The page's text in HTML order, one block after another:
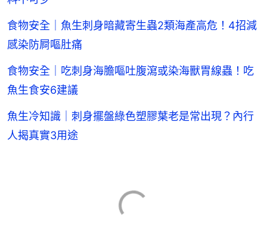
食物安全｜魚生刺身暗藏寄生蟲2類海產高危！4招減
感染防屙嘔肚痛
食物安全｜吃刺身海膽嘔吐腹瀉或染海獸胃線蟲！吃
魚生食安6建議
魚生冷知識｜刺身擺盤綠色塑膠葉老是常出現？內行
人揭真實3用途